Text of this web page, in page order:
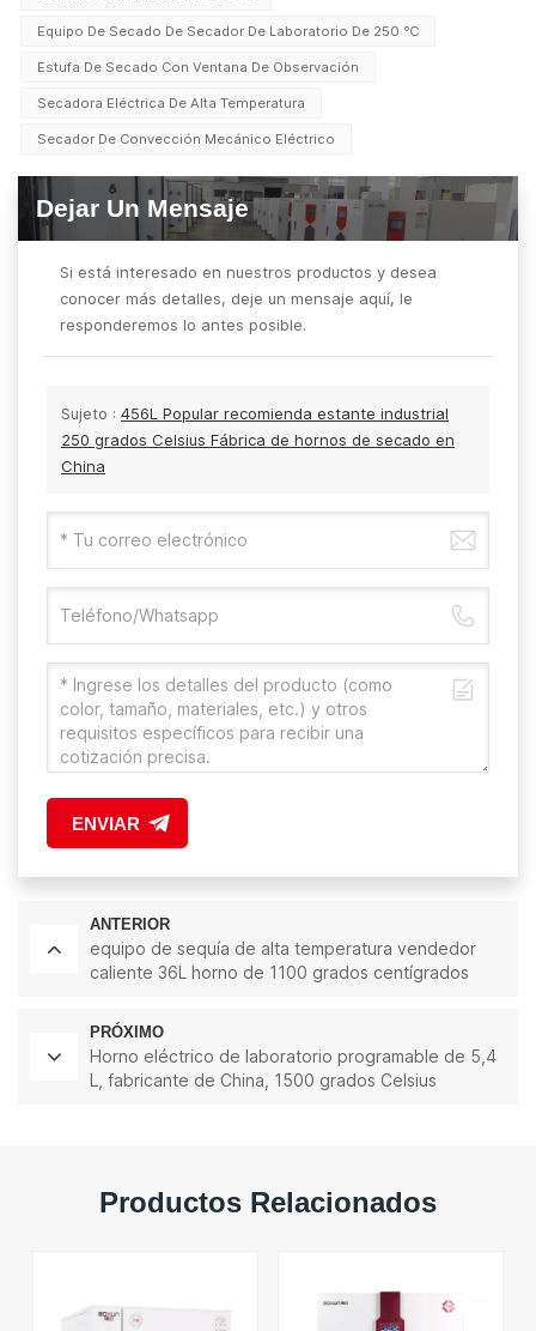
Equipo De Secado De Secador De Laboratorio De 250 ℃
Estufa De Secado Con Ventana De Observación
Secadora Eléctrica De Alta Temperatura
Secador De Convección Mecánico Eléctrico
Dejar Un Mensaje
Si está interesado en nuestros productos y desea
conocer más detalles, deje un mensaje aquí, le
responderemos lo antes posible.
Sujeto : 456L Popular recomienda estante industrial
250 grados Celsius Fábrica de hornos de secado en
China
ENVIAR
ANTERIOR
equipo de sequía de alta temperatura vendedor
caliente 36L horno de 1100 grados centígrados
PRÓXIMO
Horno eléctrico de laboratorio programable de 5,4
L, fabricante de China, 1500 grados Celsius
Productos Relacionados